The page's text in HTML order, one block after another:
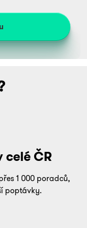
celé ČR
1 000 poradců,
poptávky.